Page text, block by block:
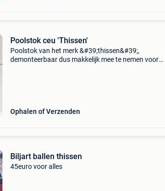
Poolstok ceu 'Thissen'
Poolstok van het merk &#39;thissen&#39;,
demonteerbaar dus makkelijk mee te nemen voor
Ophalen of Verzenden
Biljart ballen thissen
45euro voor alles